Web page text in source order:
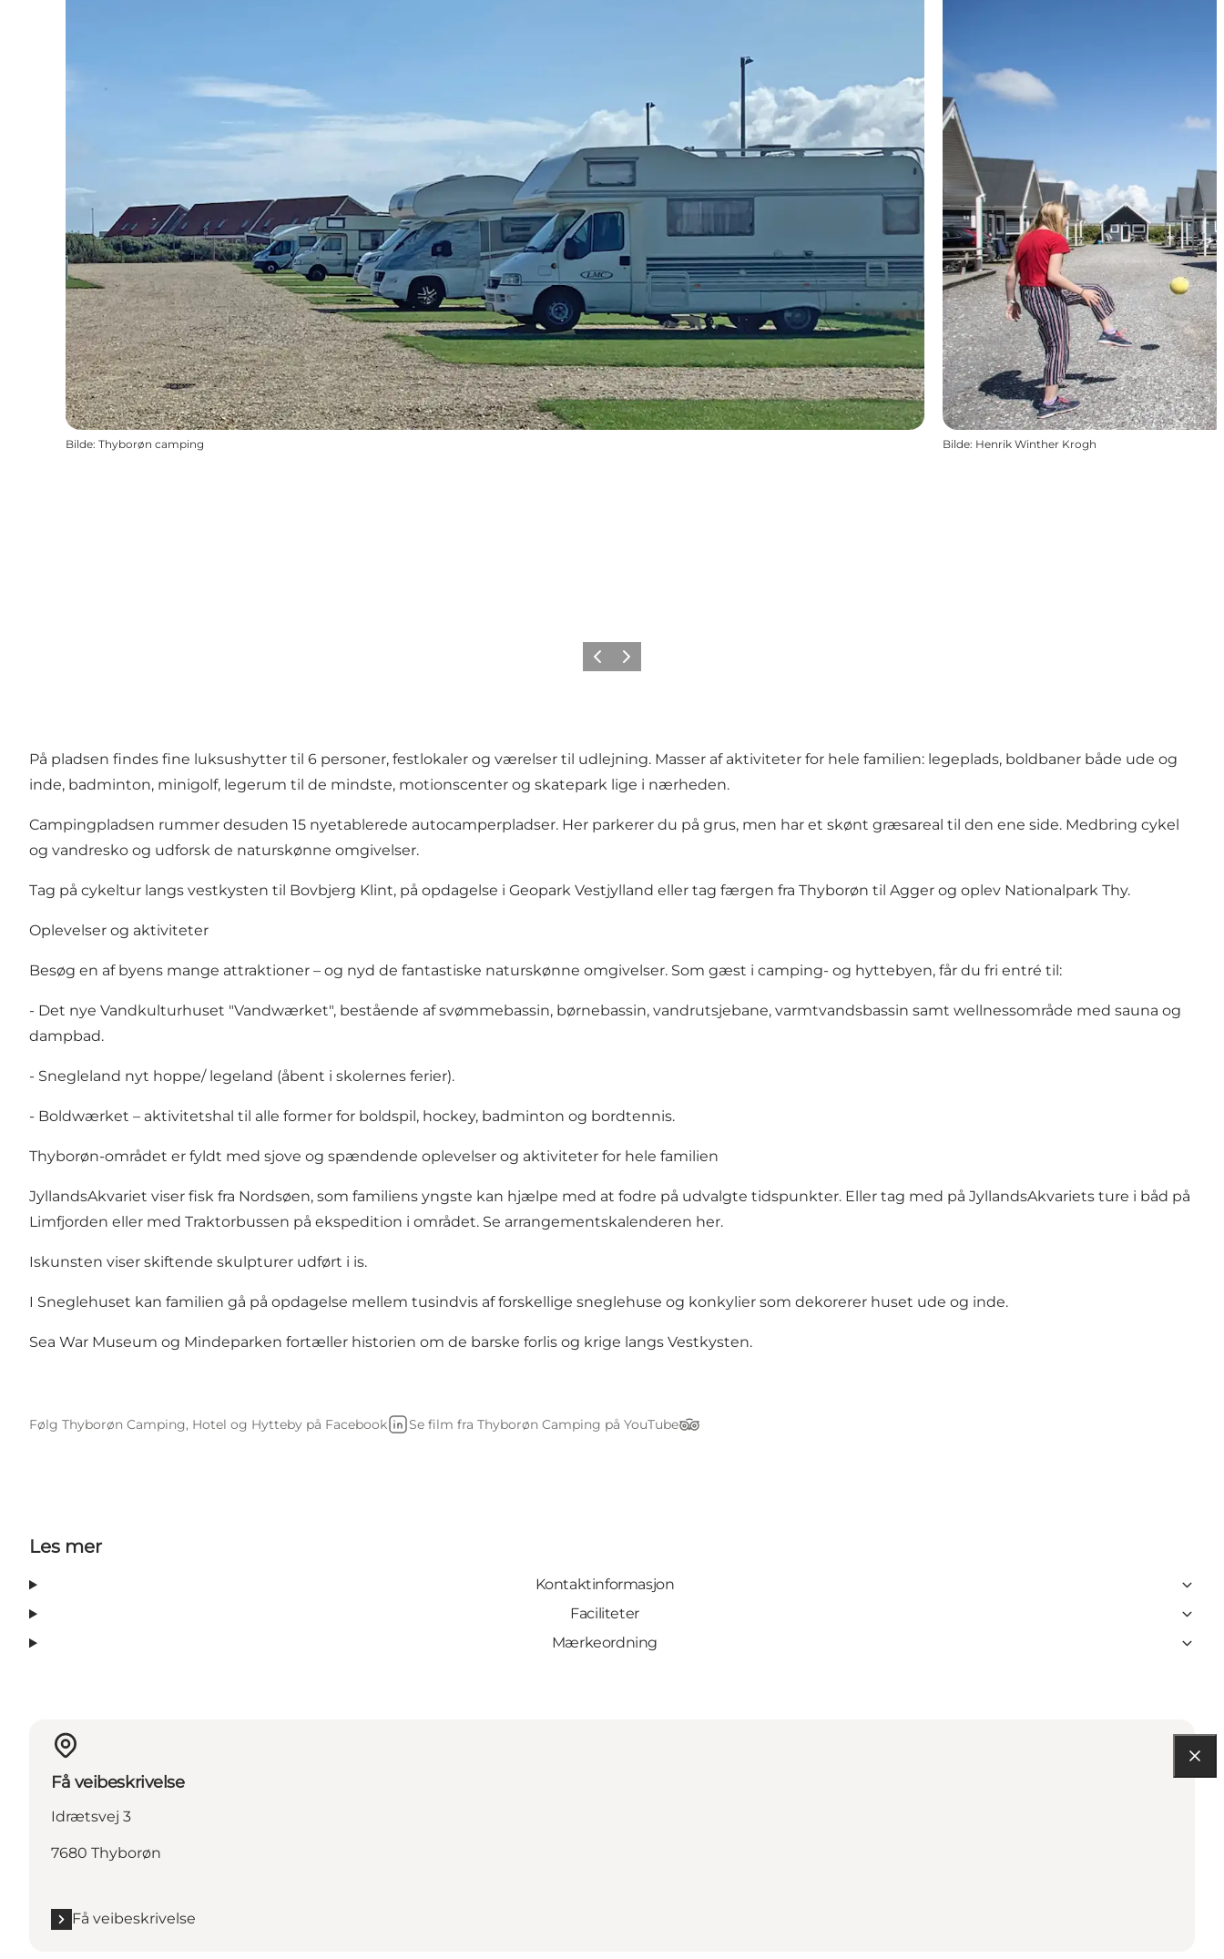
Bilde: Thyborøn camping Bilde: Henrik Winther Krogh
ForrigeNeste
På pladsen findes fine luksushytter til 6 personer, festlokaler og værelser til udlejning. Masser af aktiviteter for hele familien: legeplads, boldbaner både ude og
inde, badminton, minigolf, legerum til de mindste, motionscenter og skatepark lige i nærheden.
Campingpladsen rummer desuden 15 nyetablerede autocamperpladser. Her parkerer du på grus, men har et skønt græsareal til den ene side. Medbring cykel
og vandresko og udforsk de naturskønne omgivelser.
Tag på cykeltur langs vestkysten til Bovbjerg Klint, på opdagelse i Geopark Vestjylland eller tag færgen fra Thyborøn til Agger og oplev Nationalpark Thy.
Oplevelser og aktiviteter
Besøg en af byens mange attraktioner – og nyd de fantastiske naturskønne omgivelser. Som gæst i camping- og hyttebyen, får du fri entré til:
- Det nye Vandkulturhuset "Vandwærket", bestående af svømmebassin, børnebassin, vandrutsjebane, varmtvandsbassin samt wellnessområde med sauna og
dampbad.
- Snegleland nyt hoppe/ legeland (åbent i skolernes ferier).
- Boldwærket – aktivitetshal til alle former for boldspil, hockey, badminton og bordtennis.
Thyborøn-området er fyldt med sjove og spændende oplevelser og aktiviteter for hele familien
JyllandsAkvariet viser fisk fra Nordsøen, som familiens yngste kan hjælpe med at fodre på udvalgte tidspunkter. Eller tag med på JyllandsAkvariets ture i båd på
Limfjorden eller med Traktorbussen på ekspedition i området. Se arrangementskalenderen her.
Iskunsten viser skiftende skulpturer udført i is.
I Sneglehuset kan familien gå på opdagelse mellem tusindvis af forskellige sneglehuse og konkylier som dekorerer huset ude og inde.
Sea War Museum og Mindeparken fortæller historien om de barske forlis og krige langs Vestkysten.
Følg Thyborøn Camping, Hotel og Hytteby på Facebook
LinkedIn
Se film fra Thyborøn Camping på YouTube
TripAdvisor
Les mer
Kontaktinformasjon
Faciliteter
Mærkeordning
Få veibeskrivelse
Idrætsvej 3
7680 Thyborøn
Få veibeskrivelse